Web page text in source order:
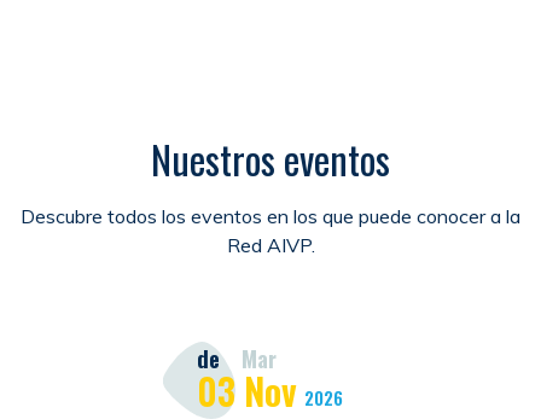
Nuestros eventos
Descubre todos los eventos en los que puede conocer a la
Red AIVP.
de Mar
03 Nov 2026